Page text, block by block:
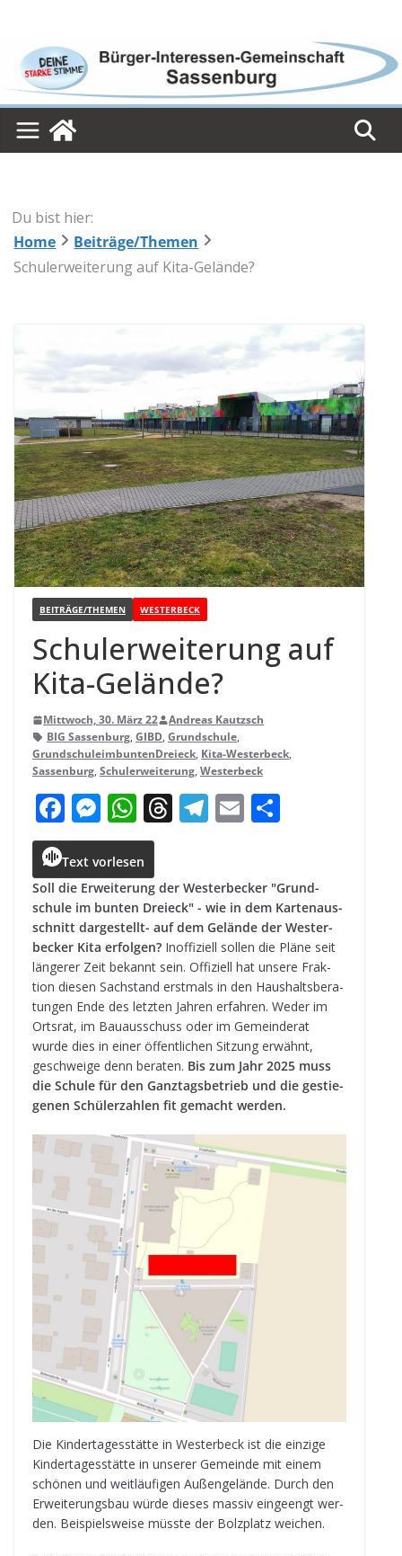
content
Du bist hier:
Home
Beiträge/Themen
Schulerweiterung auf Kita-Gelände?
BEITRÄGE/THEMEN WESTERBECK
Schul­erwei­te­rung auf
Kita-Gelände?
Mittwoch, 30. März 22
Andreas Kautzsch
BIG Sassenburg, GIBD, Grundschule,
GrundschuleimbuntenDreieck, Kita-Westerbeck,
Sassenburg, Schulerweiterung, Westerbeck
F
a
c
e
b
o
o
k
M
e
ss
e
n
g
e
r
W
h
a
ts
A
p
p
T
e
a
d
s
T
g
r
a
m
E
l n
Text vorlesen
Soll die Erwei­te­rung der Wes­ter­be­cker "Grund­
schule im bun­ten Drei­eck" - wie in dem Kar­ten­aus­
schnitt dar­ge­stellt- auf dem Gelände der Wes­ter­
be­cker Kita erfol­gen? Inof­fi­zi­ell sol­len die Pläne seit
län­ge­rer Zeit bekannt sein. Offi­zi­ell hat unsere Frak­
tion die­sen Sach­stand erst­mals in den Haus­halts­be­ra­
tun­gen Ende des letz­ten Jah­ren erfah­ren. Weder im
Orts­rat, im Bau­aus­schuss oder im Gemein­de­rat
wurde dies in einer öffent­li­chen Sit­zung erwähnt,
geschweige denn bera­ten. Bis zum Jahr 2025 muss
die Schule für den Ganz­tags­be­trieb und die gestie­
ge­nen Schü­ler­zah­len fit gemacht werden.
Die Kin­der­ta­ges­stätte in Wes­ter­beck ist die ein­zige
Kin­der­ta­ges­stätte in unse­rer Gemeinde mit einem
schö­nen und weit­läu­fi­gen Außen­ge­lände. Durch den
Erwei­te­rungs­bau würde die­ses mas­siv ein­ge­engt wer­
den. Bei­spiels­weise müsste der Bolz­platz weichen.